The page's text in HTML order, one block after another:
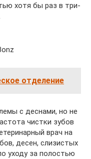
хотя бы раз в три-
отделение
с деснами, но не
чистки зубов
врач на
десен, слизистых
уходу за полостью